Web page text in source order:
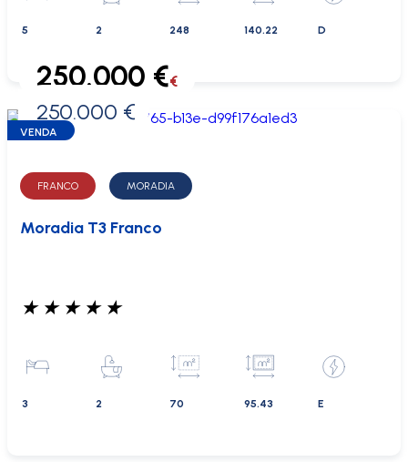
5 2 248 140.22 D
0 €
250.000 €€
250.000 €
VENDA
FRANCO MORADIA
Moradia T3 Franco
★ ★ ★ ★ ★
3 2 70 95.43 E